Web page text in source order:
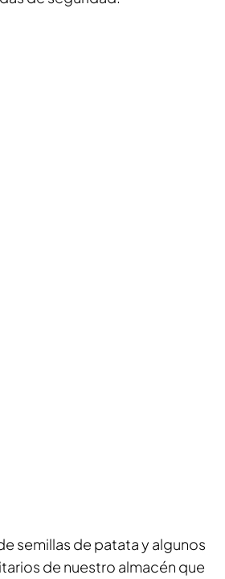
semillas de patata y algunos
de nuestro almacén que